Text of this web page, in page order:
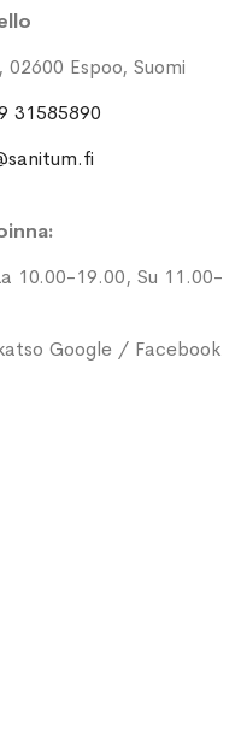
Espoo, Suomi
31585890
10.00-19.00, Su 11.00-
Google / Facebook